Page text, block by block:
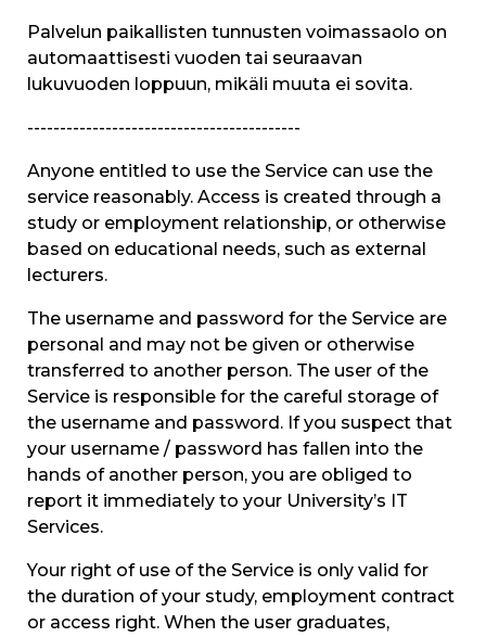
Palvelun paikallisten tunnusten voimassaolo on
automaattisesti vuoden tai seuraavan
lukuvuoden loppuun, mikäli muuta ei sovita.
------------------------------------------
Anyone entitled to use the Service can use the
service reasonably. Access is created through a
study or employment relationship, or otherwise
based on educational needs, such as external
lecturers.
The username and password for the Service are
personal and may not be given or otherwise
transferred to another person. The user of the
Service is responsible for the careful storage of
the username and password. If you suspect that
your username / password has fallen into the
hands of another person, you are obliged to
report it immediately to your University’s IT
Services.
Your right of use of the Service is only valid for
the duration of your study, employment contract
or access right. When the user graduates,